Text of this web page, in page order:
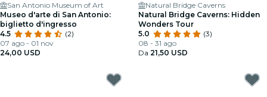
San Antonio Museum of Art
Museo d'arte di San Antonio:
biglietto d'ingresso
4.5
(2)
07 ago - 01 nov
24,00 USD
Natural Bridge Caverns
Natural Bridge Caverns: Hidden
Wonders Tour
5.0
(3)
08 - 31 ago
Da 21,50 USD